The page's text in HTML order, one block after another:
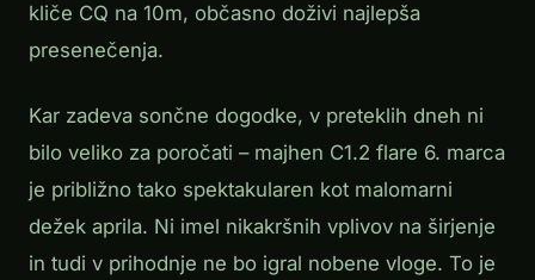
kliče CQ na 10m, občasno doživi najlepša
presenečenja.
Kar zadeva sončne dogodke, v preteklih dneh ni
bilo veliko za poročati – majhen C1.2 flare 6. marca
je približno tako spektakularen kot malomarni
dežek aprila. Ni imel nikakršnih vplivov na širjenje
in tudi v prihodnje ne bo igral nobene vloge. To je